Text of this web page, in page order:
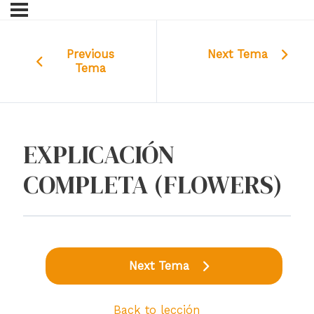
Previous
Tema
Next Tema
EXPLICACIÓN
COMPLETA (FLOWERS)
Back to lección
Next Tema